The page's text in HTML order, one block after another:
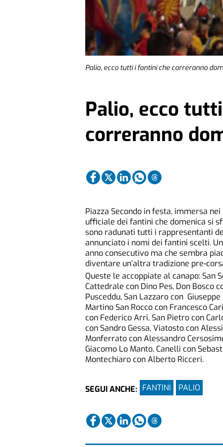
Palio, ecco tutti i fantini che correranno
Palio, ecco
correranno
Piazza Secondo in festa, immersa
ufficiale dei fantini che domenica si
sono radunati tutti i rappresentanti
annunciato i nomi dei fantini scelti.
anno consecutivo ma che sembra
diventare un’altra tradizione pre-
Queste le accoppiate al canapo: San
Cattedrale con Dino Pes, Don Bosco
Pusceddu, San Lazzaro con
Martino San Rocco con Francesco
con Federico Arri, San Pietro con
con Sandro Gessa, Viatosto con
Monferrato con Alessandro
Giacomo Lo Manto, Canelli con
Montechiaro con Alberto Ricceri.
SEGUI ANCHE: FANTINI PALIO